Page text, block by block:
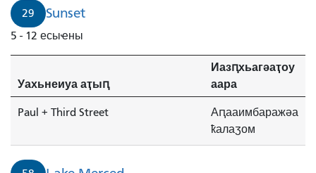
29 Sunset
5 - 12 есыҽны
Уахьнеиуа аҭыԥ
Иазԥхьагәаҭоу
аара
Paul + Third Street
Аԥааимбаражәа
ҟалаӡом